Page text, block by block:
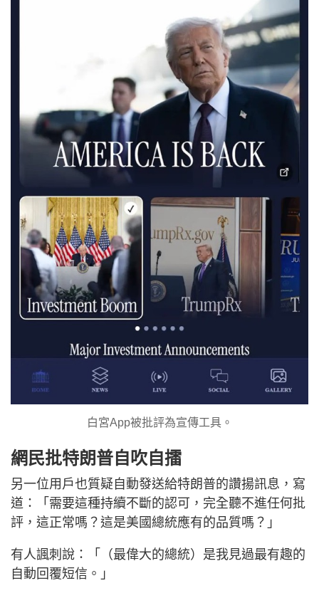
白宮App被批評為宣傳工具。
網民批特朗普自吹自擂
另一位用戶也質疑自動發送給特朗普的讚揚訊息，寫
道：「需要這種持續不斷的認可，完全聽不進任何批
評，這正常嗎？這是美國總統應有的品質嗎？」
有人諷刺說：「（最偉大的總統）是我見過最有趣的
自動回覆短信。」